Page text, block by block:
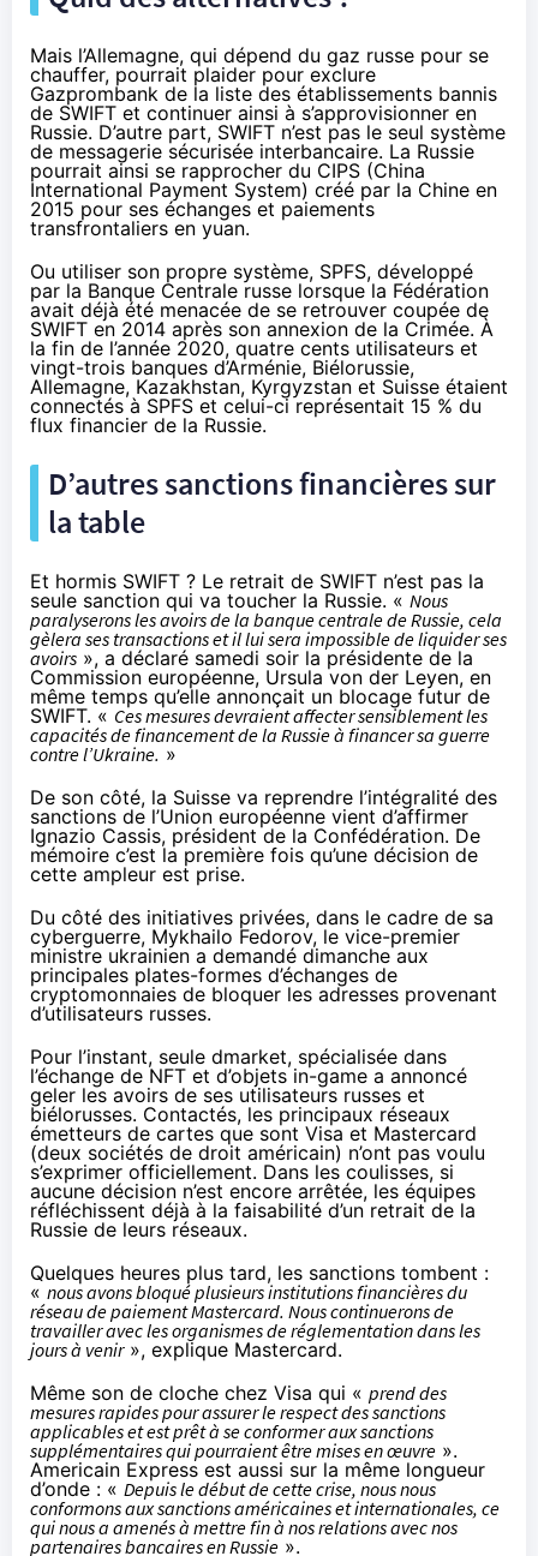
Mais l’Allemagne, qui dépend du gaz russe pour se
chauffer, pourrait plaider pour exclure
Gazprombank de la liste des établissements bannis
de SWIFT et continuer ainsi à s’approvisionner en
Russie. D’autre part, SWIFT n’est pas le seul système
de messagerie sécurisée interbancaire. La Russie
pourrait ainsi se rapprocher du CIPS (China
International Payment System) créé par la Chine en
2015 pour ses échanges et paiements
transfrontaliers en yuan.
Ou utiliser son propre système, SPFS, développé
par la Banque Centrale russe lorsque la Fédération
avait déjà été menacée de se retrouver coupée de
SWIFT en 2014 après son annexion de la Crimée. À
la fin de l’année 2020, quatre cents utilisateurs et
vingt-trois banques d’Arménie, Biélorussie,
Allemagne, Kazakhstan, Kyrgyzstan et Suisse étaient
connectés à SPFS et celui-ci représentait 15 % du
flux financier de la Russie.
D’autres sanctions financières sur
la table
Et hormis SWIFT ? Le retrait de SWIFT n’est pas la
seule sanction qui va toucher la Russie. « Nous
paralyserons les avoirs de la banque centrale de Russie, cela
gèlera ses transactions et il lui sera impossible de liquider ses
avoirs », a déclaré samedi soir la présidente de la
Commission européenne, Ursula von der Leyen, en
même temps qu’elle annonçait un blocage futur de
SWIFT. « Ces mesures devraient affecter sensiblement les
capacités de financement de la Russie à financer sa guerre
contre l’Ukraine. »
De son côté, la Suisse va reprendre l’intégralité des
sanctions de l’Union européenne vient d’affirmer
Ignazio Cassis, président de la Confédération. De
mémoire c’est la première fois qu’une décision de
cette ampleur est prise.
Du côté des initiatives privées, dans le cadre de sa
cyberguerre, Mykhailo Fedorov, le vice-premier
ministre ukrainien a demandé dimancheaux
principales plates-formes d’échanges de
cryptomonnaies de bloquer les adresses provenant
d’utilisateurs russes.
Pour l’instant, seule dmarket, spécialisée dans
l’échange de NFT et d’objets in-game a annoncé
geler les avoirs de ses utilisateurs russes et
biélorusses. Contactés, les principaux réseaux
émetteurs de cartes que sont Visa et Mastercard
(deux sociétés de droit américain) n’ont pas voulu
s’exprimer officiellement. Dans les coulisses, si
aucune décision n’est encore arrêtée, les équipes
réfléchissent déjà à la faisabilité d’un retrait de la
Russie de leurs réseaux.
Quelques heures plus tard, les sanctions tombent :
« nous avons bloqué plusieurs institutions financières du
réseau de paiement Mastercard. Nous continuerons de
travailler avec les organismes de réglementation dans les
jours à venir», explique Mastercard.
Même son de cloche chez Visa qui « prend des
mesures rapides pour assurer le respect des sanctions
applicables et est prêt à se conformer aux sanctions
supplémentaires qui pourraient être mises en œuvre ».
Americain Express est aussi sur la même longueur
d’onde : « Depuis le début de cette crise, nous nous
conformons aux sanctions américaines et internationales, ce
qui nous a amenés à mettre fin à nos relations avec nos
partenaires bancaires en Russie ».